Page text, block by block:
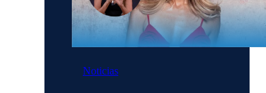
Noticias